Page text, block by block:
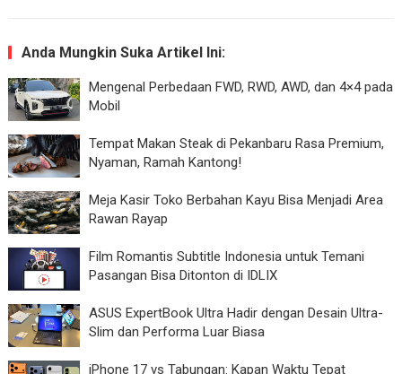
Anda Mungkin Suka Artikel Ini:
Mengenal Perbedaan FWD, RWD, AWD, dan 4×4 pada
Mobil
Tempat Makan Steak di Pekanbaru Rasa Premium,
Nyaman, Ramah Kantong!
Meja Kasir Toko Berbahan Kayu Bisa Menjadi Area
Rawan Rayap
Film Romantis Subtitle Indonesia untuk Temani
Pasangan Bisa Ditonton di IDLIX
ASUS ExpertBook Ultra Hadir dengan Desain Ultra-
Slim dan Performa Luar Biasa
iPhone 17 vs Tabungan: Kapan Waktu Tepat